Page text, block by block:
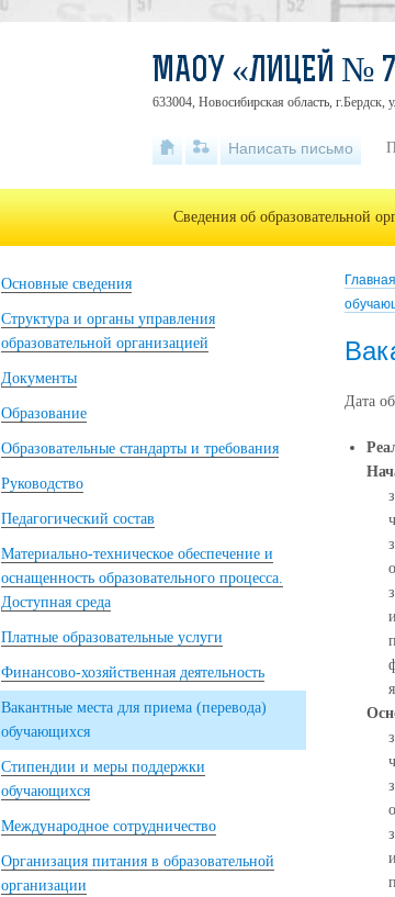
Главная
Дата
Основные сведения
Структура и органы управления
образовательной организацией
Документы
Образование
Образовательные стандарты и требования
Руководство
Педагогический состав
Материально-техническое обеспечение и
оснащенность образовательного процесса.
Доступная среда
Платные образовательные услуги
Финансово-хозяйственная деятельность
Вакантные места для приема (перевода)
обучающихся
Стипендии и меры поддержки
обучающихся
Международное сотрудничество
Организация питания в образовательной
организации
МАОУ «ЛИЦЕЙ №
633004, Новосибирская область, г.Бердск,
Написать письмо
Сведения об образовательной